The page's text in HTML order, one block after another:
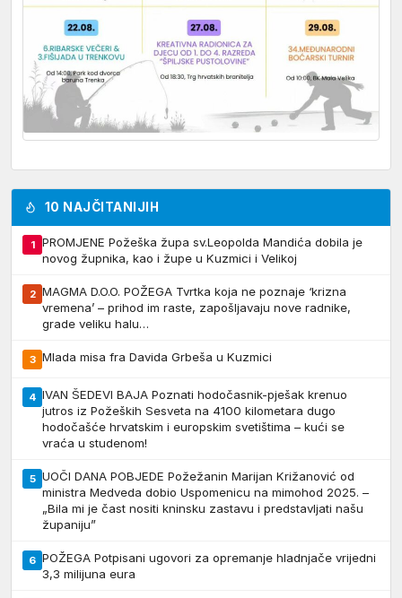
10 NAJČITANIJIH
1
PROMJENE Požeška župa sv.Leopolda Mandića dobila je
novog župnika, kao i župe u Kuzmici i Velikoj
2 MAGMA D.O.O. POŽEGA Tvrtka koja ne poznaje ‘krizna
vremena’ – prihod im raste, zapošljavaju nove radnike,
grade veliku halu…
3 Mlada misa fra Davida Grbeša u Kuzmici
4 IVAN ŠEDEVI BAJA Poznati hodočasnik-pješak krenuo
jutros iz Požeških Sesveta na 4100 kilometara dugo
hodočašće hrvatskim i europskim svetištima – kući se
vraća u studenom!
5 UOČI DANA POBJEDE Požežanin Marijan Križanović od
ministra Medveda dobio Uspomenicu na mimohod 2025. –
„Bila mi je čast nositi kninsku zastavu i predstavljati našu
županiju”
6 POŽEGA Potpisani ugovori za opremanje hladnjače vrijedni
3,3 milijuna eura